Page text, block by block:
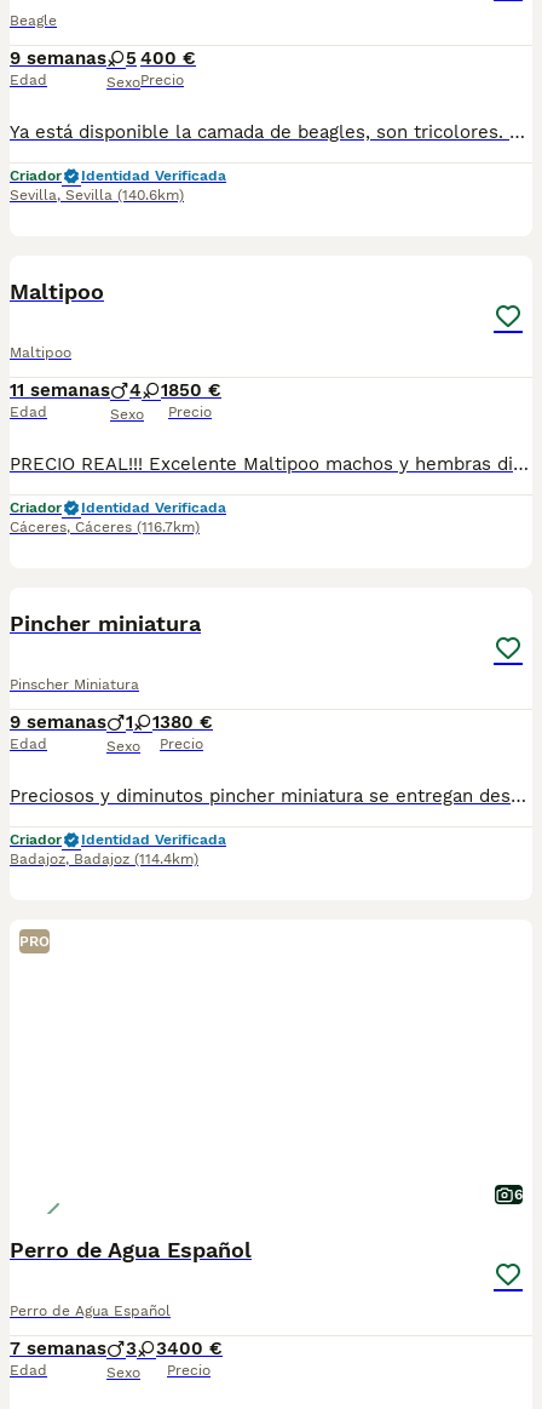
Beagle
9 semanas
Edad
5
Sexo
400 €
Precio
Ya está disponible la camada de beagles, son tricolores. Llevan dos vacunas y sus desparasitaciones correspondientes, así como si revisión y cartilla veterinaria. Se pueden enviar a toda España. Criados en ambiente familiar
Criador
Identidad Verificada
Sevilla, Sevilla (140.6km)
Maltipoo
Maltipoo
11 semanas
Edad
4 1
Sexo
850 €
Precio
PRECIO REAL!!! Excelente Maltipoo machos y hembras disponibles para entregar ya, muy pequeños de tamaño. Se entregan vacunados, desparasitados y con cartilla sanitaria.
Criador
Identidad Verificada
Cáceres, Cáceres (116.7km)
Pincher miniatura
Pinscher Miniatura
9 semanas
Edad
1 1
Sexo
380 €
Precio
Preciosos y diminutos pincher miniatura se entregan desparasitados vacunados pasaporte y microchip garantía de salud hacemos envío a cualquier provincia y puede pagar totalmente a contrareembolso si desea más información y vídeo contactar al teléfono 600881366 gracias
Criador
Identidad Verificada
Badajoz, Badajoz (114.4km)
PRO
6
Perro de Agua Español
Perro de Agua Español
7 semanas
Edad
3 3
Sexo
400 €
Precio